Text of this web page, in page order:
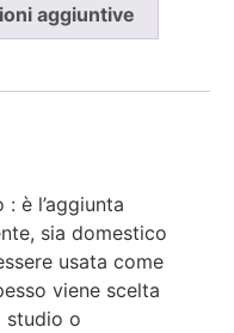
aggiuntive
è l’aggiunta
sia domestico
usata come
viene scelta
studio o